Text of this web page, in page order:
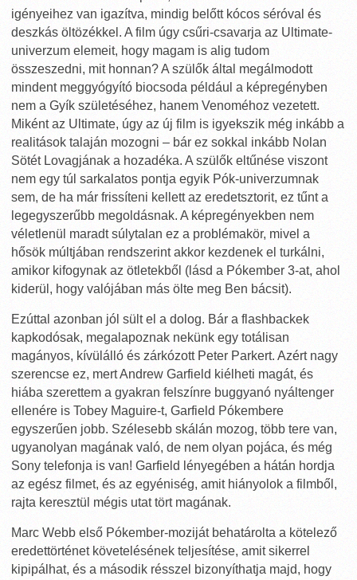
igényeihez van igazítva, mindig belőtt kócos séróval és
deszkás öltözékkel. A film úgy csűri-csavarja az Ultimate-
univerzum elemeit, hogy magam is alig tudom
összeszedni, mit honnan? A szülők által megálmodott
mindent meggyógyító biocsoda például a képregényben
nem a Gyík születéséhez, hanem Venoméhoz vezetett.
Miként az Ultimate, úgy az új film is igyekszik még inkább a
realitások talaján mozogni – bár ez sokkal inkább Nolan
Sötét Lovagjának a hozadéka. A szülők eltűnése viszont
nem egy túl sarkalatos pontja egyik Pók-univerzumnak
sem, de ha már frissíteni kellett az eredetsztorit, ez tűnt a
legegyszerűbb megoldásnak. A képregényekben nem
véletlenül maradt súlytalan ez a problémakör, mivel a
hősök múltjában rendszerint akkor kezdenek el turkálni,
amikor kifogynak az ötletekből (lásd a Pókember 3-at, ahol
kiderül, hogy valójában más ölte meg Ben bácsit).
Ezúttal azonban jól sült el a dolog. Bár a flashbackek
kapkodósak, megalapoznak nekünk egy totálisan
magányos, kívülálló és zárkózott Peter Parkert. Azért nagy
szerencse ez, mert Andrew Garfield kiélheti magát, és
hiába szerettem a gyakran felszínre buggyanó nyáltenger
ellenére is Tobey Maguire-t, Garfield Pókembere
egyszerűen jobb. Szélesebb skálán mozog, több tere van,
ugyanolyan magának való, de nem olyan pojáca, és még
Sony telefonja is van! Garfield lényegében a hátán hordja
az egész filmet, és az egyéniség, amit hiányolok a filmből,
rajta keresztül mégis utat tört magának.
Marc Webb első Pókember-moziját behatárolta a kötelező
eredettörténet követelésének teljesítése, amit sikerrel
kipipálhat, és a második résszel bizonyíthatja majd, hogy